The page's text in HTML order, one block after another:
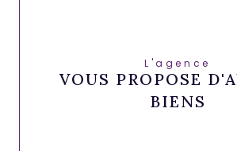
L'agence
VOUS PROPOSE
BIENS